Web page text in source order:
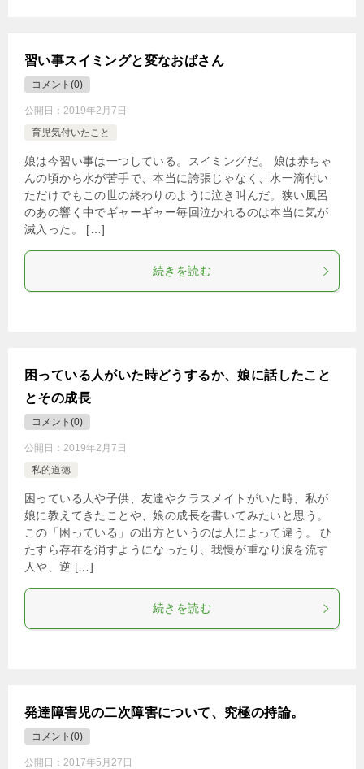
習い事スイミングと変なおばさん
コメント(0)
公開日： 2019年2月7日
育児気付いたこと
娘は今習い事は一つしている。スイミングだ。 娘は赤ちゃ
んの頃から水が苦手で、本当に誇張じゃなく、水一滴付い
ただけでもこの世の終わりのように泣き叫んだ。狭い風呂
のあの響く中でギャーギャー毎回泣かれるのは本当に気が
滅入った。 […]
続きを読む
困っている人がいた時どうするか、娘に話したこと
とその成長
コメント(0)
公開日： 2019年2月7日
私的道徳
困っている人や子供、友達やクラスメイトがいた時、私が
娘に教えてきたことや、娘の成長を書いてみたいと思う。
この「困っている」の出方というのは人によって違う。 ひ
たすら存在を消すようになったり、我慢が重なり涙を流す
人や、逆 […]
続きを読む
発達障害児の二次障害について、究極の持論。
コメント(0)
公開日： 2017年5月27日